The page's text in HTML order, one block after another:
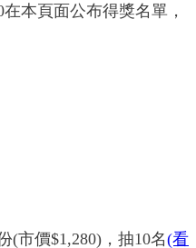
本頁面公布得獎名單，
(市價$1,280)，抽10名(看